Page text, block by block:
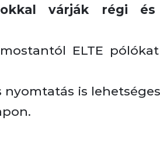
várják régi
ELTE
is